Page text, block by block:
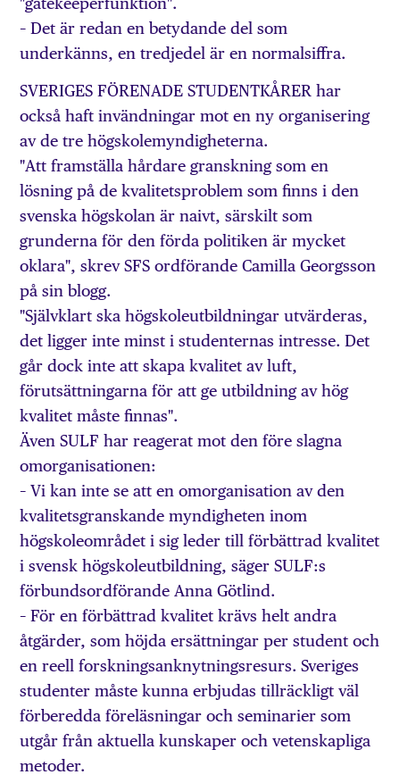
– Det är redan en betydande del som
underkänns, en tredjedel är en normalsiffra.
SVERIGES FÖRENADE STUDENTKÅRER har
också haft invändningar mot en ny organisering
av de tre högskolemyndigheterna.
"Att framställa hårdare granskning som en
lösning på de kvalitetsproblem som finns i den
svenska högskolan är naivt, särskilt som
grunderna för den förda politiken är mycket
oklara", skrev SFS ordförande Camilla Georgsson
på sin blogg.
"Självklart ska högskoleutbildningar utvärderas,
det ligger inte minst i studenternas intresse. Det
går dock inte att skapa kvalitet av luft,
förutsättningarna för att ge utbildning av hög
kvalitet måste finnas".
Även SULF har reagerat mot den före slagna
omorganisationen:
– Vi kan inte se att en omorganisation av den
kvalitetsgranskande myndigheten inom
högskoleområdet i sig leder till förbättrad kvalitet
i svensk högskoleutbildning, säger SULF:s
förbundsordförande Anna Götlind.
– För en förbättrad kvalitet krävs helt andra
åtgärder, som höjda ersättningar per student och
en reell forskningsanknytningsresurs. Sveriges
studenter måste kunna erbjudas tillräckligt väl
förberedda föreläsningar och seminarier som
utgår från aktuella kunskaper och vetenskapliga
metoder.